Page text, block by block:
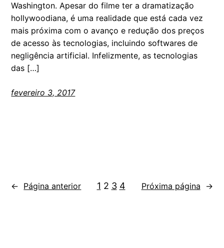
Washington. Apesar do filme ter a dramatização
hollywoodiana, é uma realidade que está cada vez
mais próxima com o avanço e redução dos preços
de acesso às tecnologias, incluindo softwares de
negligência artificial. Infelizmente, as tecnologias
das […]
fevereiro 3, 2017
← Página anterior 1 2 3 4 Próxima página →